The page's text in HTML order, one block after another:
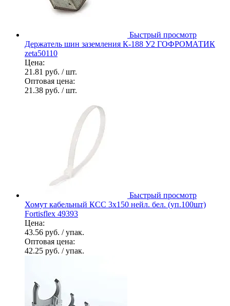
Быстрый просмотр
Держатель шин заземления К-188 У2 ГОФРОМАТИК
zeta50110
Цена:
21.81 руб. / шт.
Оптовая цена:
21.38 руб. / шт.
Быстрый просмотр
Хомут кабельный КСС 3х150 нейл. бел. (уп.100шт)
Fortisflex 49393
Цена:
43.56 руб. / упак.
Оптовая цена:
42.25 руб. / упак.